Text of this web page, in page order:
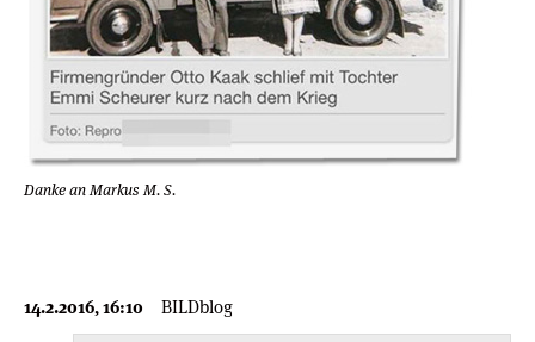
Danke an Markus M. S.
14.2.2016, 16:10 BILDblog